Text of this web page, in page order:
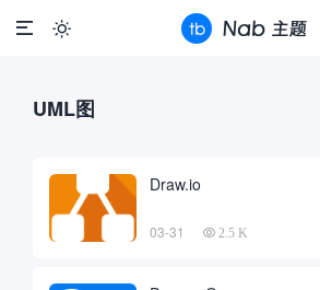

UML图
Draw.io
03-31 2.5 K